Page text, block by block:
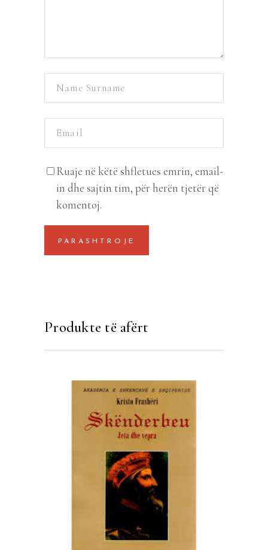
Ruaje në këtë shfletues emrin, email-
in dhe sajtin tim, për herën tjetër që
komentoj.
Produkte të afërt
SHTOJE NË SHPORTË